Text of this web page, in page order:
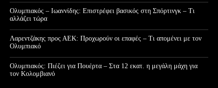
Ολυμπιακός – Ιωαννίδης: Επιστρέφει βασικός στη Σπόρτινγκ – Τι
αλλάζει τώρα
Λαρεντζάκης προς ΑΕΚ: Προχωρούν οι επαφές – Τι απομένει με τον
Ολυμπιακό
Ολυμπιακός: Πιέζει για Πουέρτα – Στα 12 εκατ. η μεγάλη μάχη για
τον Κολομβιανό